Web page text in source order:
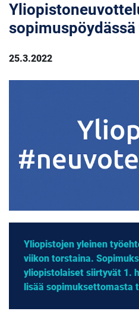
25.3.2022
Yliopistojen yleinen
viikon torstaina.
yliopistolaiset siirtyvät 1.
lisää sopimuksettomasta